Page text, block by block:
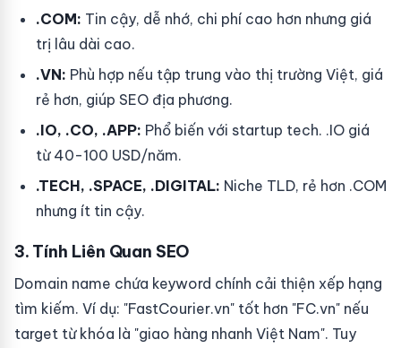
.COM: Tin cậy, dễ nhớ, chi phí cao hơn nhưng giá
trị lâu dài cao.
.VN: Phù hợp nếu tập trung vào thị trường Việt, giá
rẻ hơn, giúp SEO địa phương.
.IO, .CO, .APP: Phổ biến với startup tech. .IO giá
từ 40-100 USD/năm.
.TECH, .SPACE, .DIGITAL: Niche TLD, rẻ hơn .COM
nhưng ít tin cậy.
3. Tính Liên Quan SEO
Domain name chứa keyword chính cải thiện xếp hạng
tìm kiếm. Ví dụ: "FastCourier.vn" tốt hơn "FC.vn" nếu
target từ khóa là "giao hàng nhanh Việt Nam". Tuy